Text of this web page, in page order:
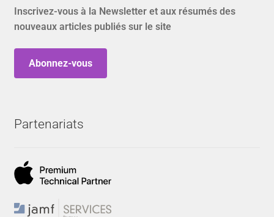
Inscrivez-vous à la Newsletter et aux résumés des
nouveaux articles publiés sur le site
Abonnez-vous
Partenariats